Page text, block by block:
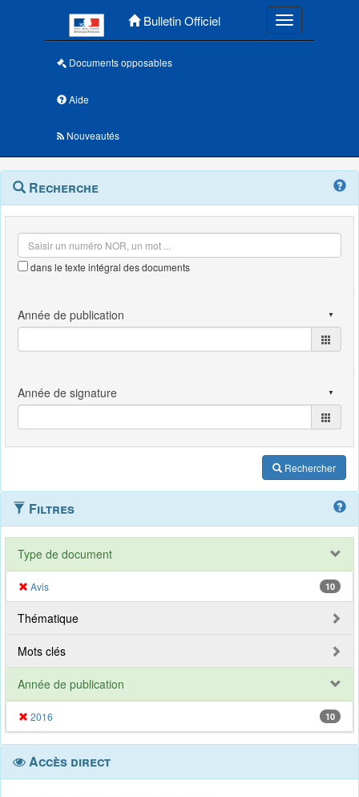
Bulletin Officiel Toggle
Documents opposables
Aide
Nouveautés
Navigation
outils
Menu
contextuel
Recherche
dans le texte intégral des documents
Rechercher
Filtres
Type de document
Avis 10
Thématique
Mots clés
Année de publication
2016 10
Accès direct